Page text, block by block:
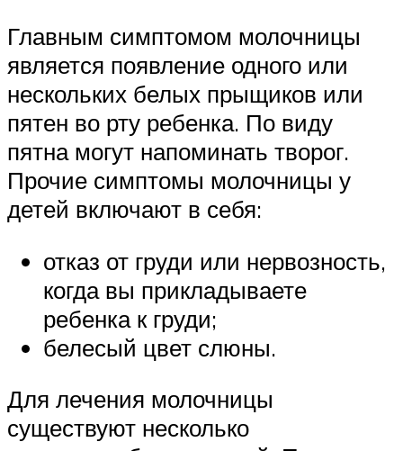
Главным симптомом молочницы
является появление одного или
нескольких белых прыщиков или
пятен во рту ребенка. По виду
пятна могут напоминать творог.
Прочие симптомы молочницы у
детей включают в себя:
отказ от груди или нервозность,
когда вы прикладываете
ребенка к груди;
белесый цвет слюны.
Для лечения молочницы
существуют несколько